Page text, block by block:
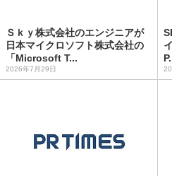
Ｓｋｙ株式会社のエンジニアが
日本マイクロソフト株式会社の
「Microsoft T...
2026年7月29日